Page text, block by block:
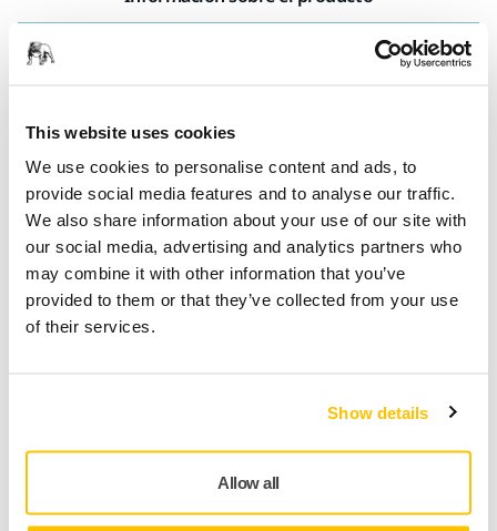
This website uses cookies
We use cookies to personalise content and ads, to
provide social media features and to analyse our traffic.
We also share information about your use of our site with
our social media, advertising and analytics partners who
may combine it with other information that you’ve
provided to them or that they’ve collected from your use
of their services.
Show details
Allow all
Mirka® RPS 300CV es una pulidora y lijadora rotativa ligera y
ergonómica que permite un lijado eficiente y libre de polvo
de pequeñas áreas. La máquina está equipada con un
plato de 77 mm con seis agujeros (Código: 8294791211). La
pulidora Mirka® RPS 300CV se puede utilizar para gran
variedad de aplicaciones: En los talleres, esta pequeña
herramienta es útil para la eliminación de la pintura y la
herramienta proporciona la eficiencia necesaria para
pulir.También es válida para aplicaciones de Solid Surface y,
gracias a su pequeño tamaño, la pulidora rotativa es